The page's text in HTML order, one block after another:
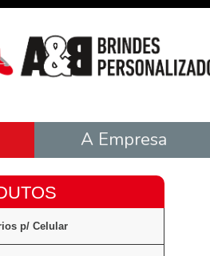
A Empresa
p/ Celular